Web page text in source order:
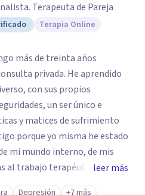
Terapeuta de Pareja
Terapia Online
He aprendido
con sus propios
un ser único e
y matices de sufrimiento
porque yo misma he estado
mi mundo interno, de mis
al trabajo terapéutico que he
como
leer más
Depresión +7 más